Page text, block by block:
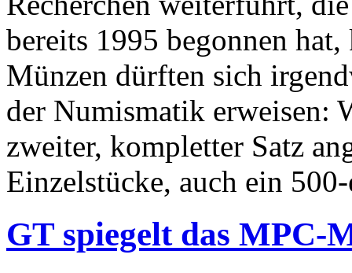
bereits 1995 begonnen
Münzen dürften sich
der Numismatik erweisen:
zweiter, kompletter Satz
Einzelstücke, auch ein
GT spiegelt das MPC-